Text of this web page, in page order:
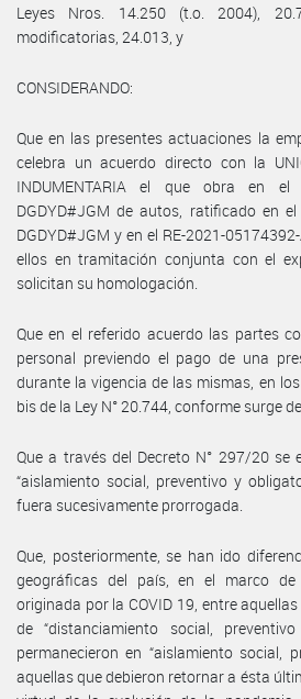
Leyes Nros. 14.250 (t.o. 2004),
modificatorias, 24.013, y
CONSIDERANDO:
Que en las presentes actuaciones la
celebra un acuerdo directo con la
INDUMENTARIA el que obra en el
DGDYD#JGM de autos, ratificado en el
DGDYD#JGM y en el RE-2021-
ellos en tramitación conjunta con el
solicitan su homologación.
Que en el referido acuerdo las partes
personal previendo el pago de una
durante la vigencia de las mismas, en
bis de la Ley N° 20.744, conforme surge
Que a través del Decreto N° 297/20 se
“aislamiento social, preventivo y
fuera sucesivamente prorrogada.
Que, posteriormente, se han ido
geográficas del país, en el marco de
originada por la COVID 19, entre
de “distanciamiento social,
permanecieron en “aislamiento social,
aquellas que debieron retornar a ésta